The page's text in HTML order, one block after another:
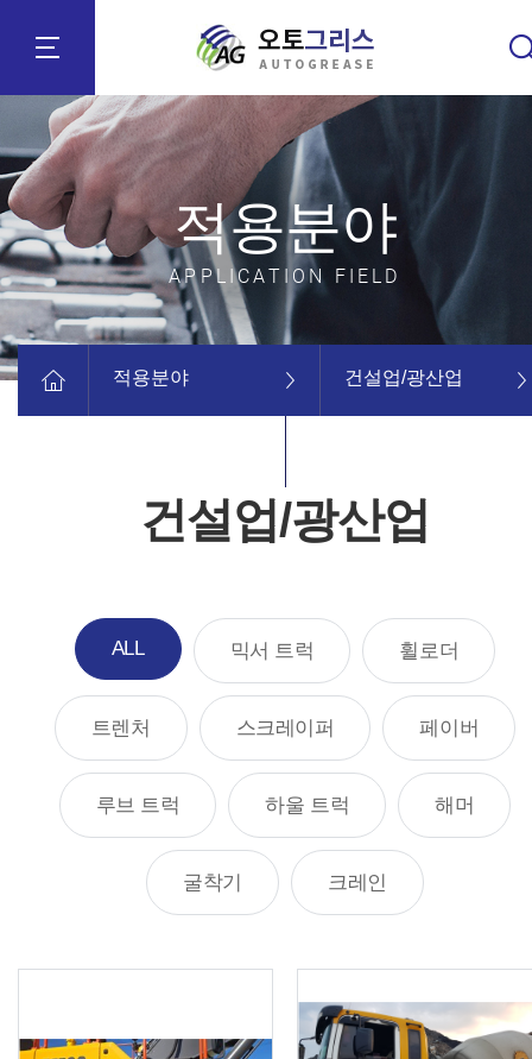
적용분야
APPLICATION FIELD
적용분야 건설업/광산업
건설업/광산업
ALL 믹서 트럭 휠로더
트렌처 스크레이퍼 페이버
루브 트럭 하울 트럭 해머
굴착기 크레인